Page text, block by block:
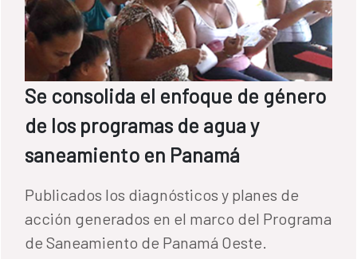
Se consolida el enfoque de género
de los programas de agua y
saneamiento en Panamá
Publicados los diagnósticos y planes de
acción generados en el marco del Programa
de Saneamiento de Panamá Oeste.